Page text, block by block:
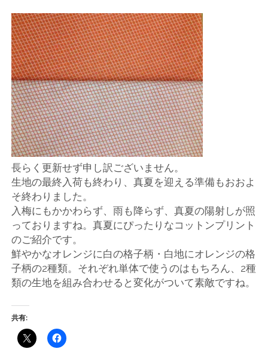
地
店
輸
入
婦
人
服
地
ア
ク
ー
ト
長らく更新せず申し訳ございません。
生地の最終入荷も終わり、真夏を迎える準備もおおよ
そ終わりました。
入梅にもかかわらず、雨も降らず、真夏の陽射しが照
っておりますね。真夏にぴったりなコットンプリント
のご紹介です。
鮮やかなオレンジに白の格子柄・白地にオレンジの格
子柄の2種類。それぞれ単体で使うのはもちろん、2種
類の生地を組み合わせると変化がついて素敵ですね。
共有: